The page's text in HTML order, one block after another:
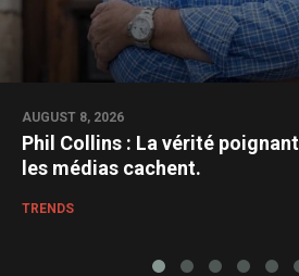
AUGUST 8, 2026
Phil Collins : La vérité
les médias cachent.
TRENDS